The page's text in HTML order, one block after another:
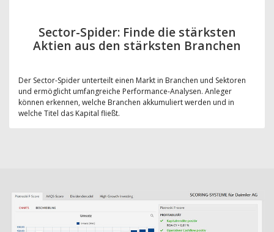
Sector-Spider: Finde die stärksten
Aktien aus den stärksten Branchen
Der Sector-Spider unterteilt einen Markt in Branchen und Sektoren
und ermöglicht umfangreiche Performance-Analysen. Anleger
können erkennen, welche Branchen akkumuliert werden und in
welche Titel das Kapital fließt.